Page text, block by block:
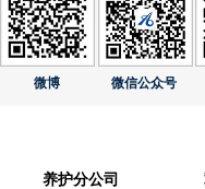
微博 微信公众号
养护分公司